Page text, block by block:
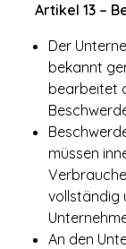
Artikel 13 –
Der
bekannt
bearbeitet
müssen
vollständig
An den